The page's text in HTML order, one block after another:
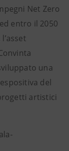
Net Zero
entro il 2050
una
del
artistici